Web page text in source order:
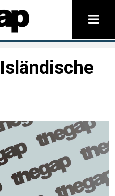
Isländische